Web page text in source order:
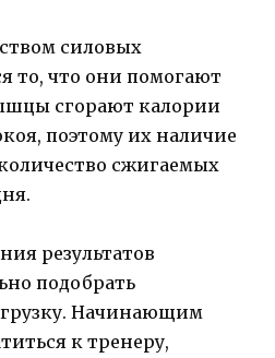
силовых
то, что они помогают
сгорают калории
поэтому их наличие
сжигаемых
результатов
подобрать
Начинающим
к тренеру,